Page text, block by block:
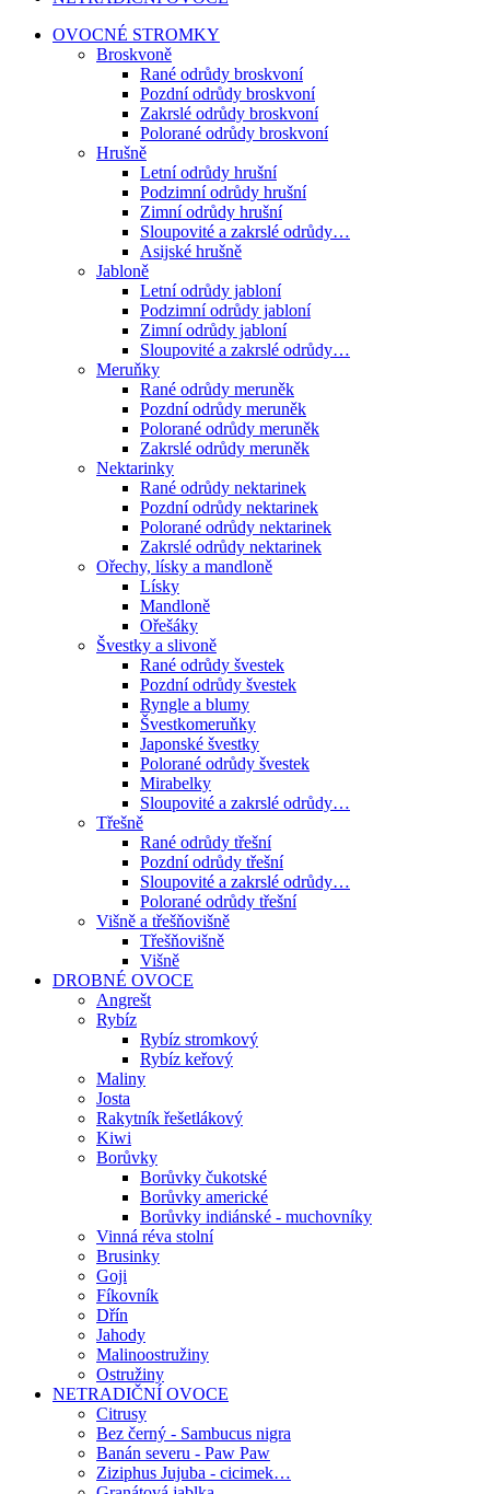
OVOCNÉ STROMKY
Broskvoně
Rané odrůdy broskvoní
Pozdní odrůdy broskvoní
Zakrslé odrůdy broskvoní
Polorané odrůdy broskvoní
Hrušně
Letní odrůdy hrušní
Podzimní odrůdy hrušní
Zimní odrůdy hrušní
Sloupovité a zakrslé odrůdy…
Asijské hrušně
Jabloně
Letní odrůdy jabloní
Podzimní odrůdy jabloní
Zimní odrůdy jabloní
Sloupovité a zakrslé odrůdy…
Meruňky
Rané odrůdy meruněk
Pozdní odrůdy meruněk
Polorané odrůdy meruněk
Zakrslé odrůdy meruněk
Nektarinky
Rané odrůdy nektarinek
Pozdní odrůdy nektarinek
Polorané odrůdy nektarinek
Zakrslé odrůdy nektarinek
Ořechy, lísky a mandloně
Lísky
Mandloně
Ořešáky
Švestky a slivoně
Rané odrůdy švestek
Pozdní odrůdy švestek
Ryngle a blumy
Švestkomeruňky
Japonské švestky
Polorané odrůdy švestek
Mirabelky
Sloupovité a zakrslé odrůdy…
Třešně
Rané odrůdy třešní
Pozdní odrůdy třešní
Sloupovité a zakrslé odrůdy…
Polorané odrůdy třešní
Višně a třešňovišně
Třešňovišně
Višně
DROBNÉ OVOCE
Angrešt
Rybíz
Rybíz stromkový
Rybíz keřový
Maliny
Josta
Rakytník řešetlákový
Kiwi
Borůvky
Borůvky čukotské
Borůvky americké
Borůvky indiánské - muchovníky
Vinná réva stolní
Brusinky
Goji
Fíkovník
Dřín
Jahody
Malinoostružiny
Ostružiny
NETRADIČNÍ OVOCE
Citrusy
Bez černý - Sambucus nigra
Banán severu - Paw Paw
Ziziphus Jujuba - cicimek…